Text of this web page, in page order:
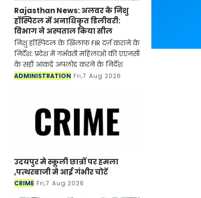
Rajasthan News: अलवर के निशु
हॉस्पिटल में अनाधिकृत डिलीवरी:
विभाग ने अस्पताल किया सील
निशु हॉस्पिटल के खिलाफ FIR दर्ज कराने के
निर्देश: प्रदेश में गर्भवती महिलाओं की एएनसी
के सही आंकड़े अपलोड करने के निर्देश
ADMINISTRATION Fri,7 Aug 2026
उदयपुर मे स्कूली छात्रों पर हमला
,पत्थरबाजी मे आई गंभीर चोटें
CRIME Fri,7 Aug 2026